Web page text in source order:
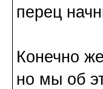
перец
Конечно
но мы об